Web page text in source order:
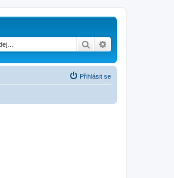
Hledat
Přihlásit se